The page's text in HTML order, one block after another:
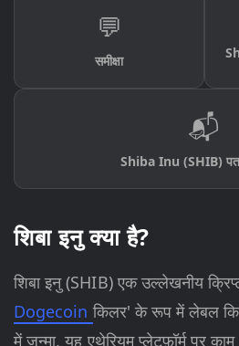
💬
समीक्षा
📬
Shiba Inu (SHIB) पता
शिबा इनु क्या है?
शिबा इनु (SHIB) एक उल्लेखनीय
Dogecoinकिलर' के रूप में लेबल
में जन्मा, यह एथेरियम प्लेटफ़ॉर्म पर